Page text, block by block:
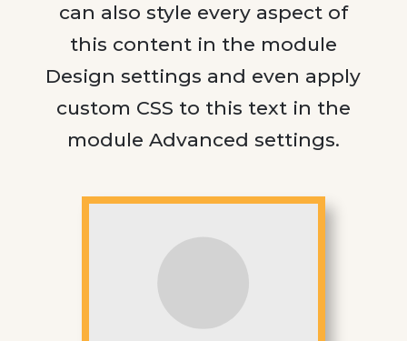
can also style every aspect of
this content in the module
Design settings and even apply
custom CSS to this text in the
module Advanced settings.